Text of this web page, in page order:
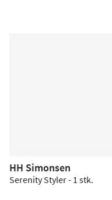
HH Simonsen
Serenity Styler - 1 stk.